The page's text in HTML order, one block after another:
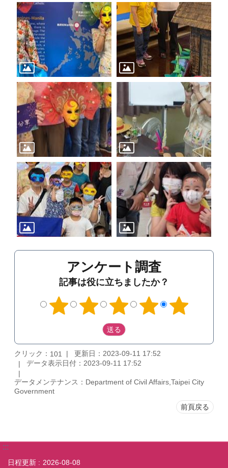
アンケート調査
記事は役に立ちましたか？
クリック： 101
更新日：2023-09-11 17:52
データ表示日付：2023-09-11 17:52
データメンテナンス：Department of Civil Affairs,Taipei City
Government
前頁戻る
:::
日程更新 2026-08-08